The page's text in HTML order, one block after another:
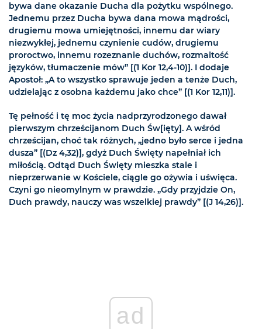
bywa dane okazanie Ducha dla pożytku wspólnego.
Jednemu przez Ducha bywa dana mowa mądrości,
drugiemu mowa umiejętności, innemu dar wiary
niezwykłej, jednemu czynienie cudów, drugiemu
proroctwo, innemu rozeznanie duchów, rozmaitość
języków, tłumaczenie mów” [(1 Kor 12,4-10)]. I dodaje
Apostoł: „A to wszystko sprawuje jeden a tenże Duch,
udzielając z osobna każdemu jako chce” [(1 Kor 12,11)].
Tę pełność i tę moc życia nadprzyrodzonego dawał
pierwszym chrześcijanom Duch Św[ięty]. A wśród
chrześcijan, choć tak różnych, „jedno było serce i jedna
dusza” [(Dz 4,32)], gdyż Duch Święty napełniał ich
miłością. Odtąd Duch Święty mieszka stale i
nieprzerwanie w Kościele, ciągle go ożywia i uświęca.
Czyni go nieomylnym w prawdzie. „Gdy przyjdzie On,
Duch prawdy, nauczy was wszelkiej prawdy” [(J 14,26)].
ad